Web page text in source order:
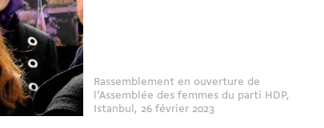
Rassemblement en ouverture de
l’Assemblée des femmes du parti HDP,
Istanbul, 26 février 2023